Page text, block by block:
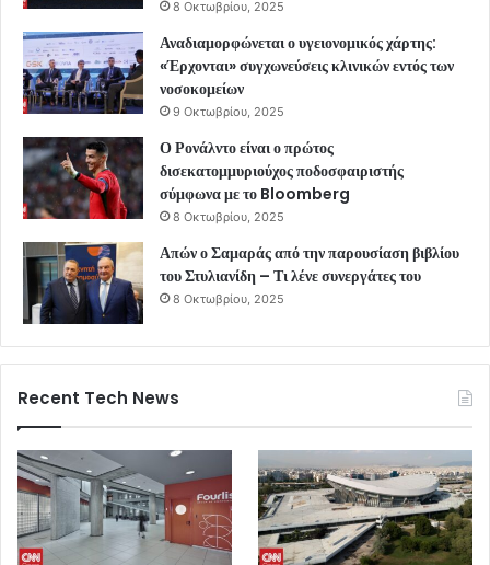
8 Οκτωβρίου, 2025
Αναδιαμορφώνεται ο υγειονομικός χάρτης:
«Έρχονται» συγχωνεύσεις κλινικών εντός των
νοσοκομείων
9 Οκτωβρίου, 2025
Ο Ρονάλντο είναι ο πρώτος
δισεκατομμυριούχος ποδοσφαιριστής
σύμφωνα με το Bloomberg
8 Οκτωβρίου, 2025
Απών ο Σαμαράς από την παρουσίαση βιβλίου
του Στυλιανίδη – Τι λένε συνεργάτες του
8 Οκτωβρίου, 2025
Recent Tech News